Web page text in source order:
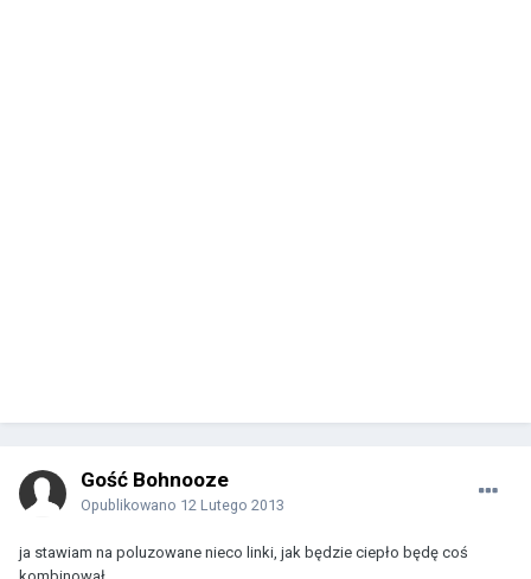
Gość Bohnooze
Opublikowano 12 Lutego 2013
ja stawiam na poluzowane nieco linki, jak będzie ciepło będę coś